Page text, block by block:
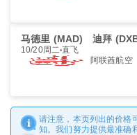
马德里 (MAD) 迪拜
10/20周二 直飞
阿联酋航空
请注意，本页列出的价格
知。我们努力提供最准确